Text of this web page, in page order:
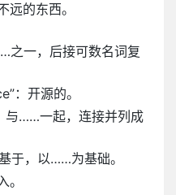
远的东西。
之一，后接可数名词复
：开源的。
与……一起，连接并列成
于，以……为基础。